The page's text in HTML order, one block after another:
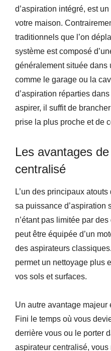
d’aspiration intégré, est
votre maison.
traditionnels que l’on
système est composé
généralement située dans
comme le garage ou la
d’aspiration réparties
aspirer, il suffit de
prise la plus proche et de
Les avantages de
centralisé
L’un des principaux
sa puissance d’aspiration
n’étant pas limitée par
peut être équipée d’un
des aspirateurs
permet un nettoyage plus
vos sols et surfaces.
Un autre avantage majeur
Fini le temps où vous
derrière vous ou le porter
aspirateur centralisé,